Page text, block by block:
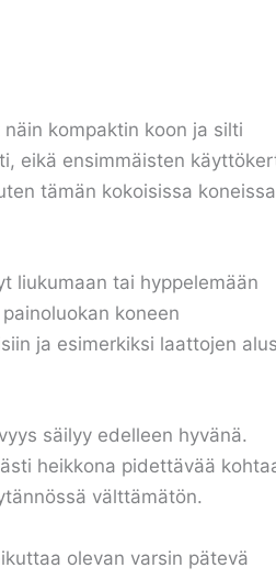
kompaktin koon ja silti
eikä ensimmäisten
tämän kokoisissa koneissa
liukumaan tai hyppelemään
koneen
ja esimerkiksi laattojen
säilyy edelleen hyvänä.
heikkona pidettävää
välttämätön.
olevan varsin pätevä